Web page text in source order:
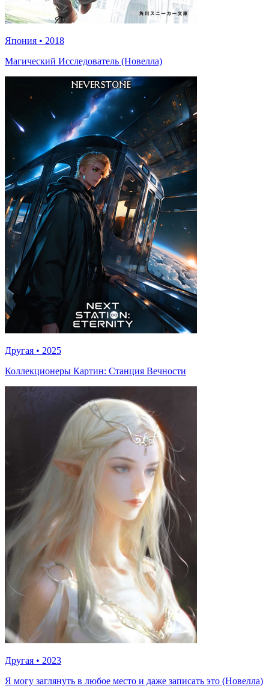
Япония • 2018
Магический Исследователь (Новелла)
Другая • 2025
Коллекционеры Картин: Станция Вечности
Другая • 2023
Я могу заглянуть в любое место и даже записать это (Новелла)